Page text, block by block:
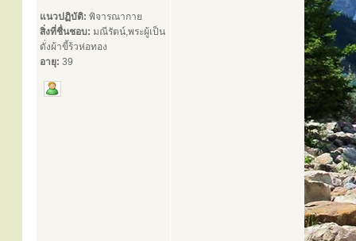
แนวปฏิบัติ: พิจารณากาย
สิ่งที่ชื่นชอบ: มณีรัตน์,พระผู้เป็น
ดั่งผ้าขี้ร้วห่อทอง
อายุ: 39